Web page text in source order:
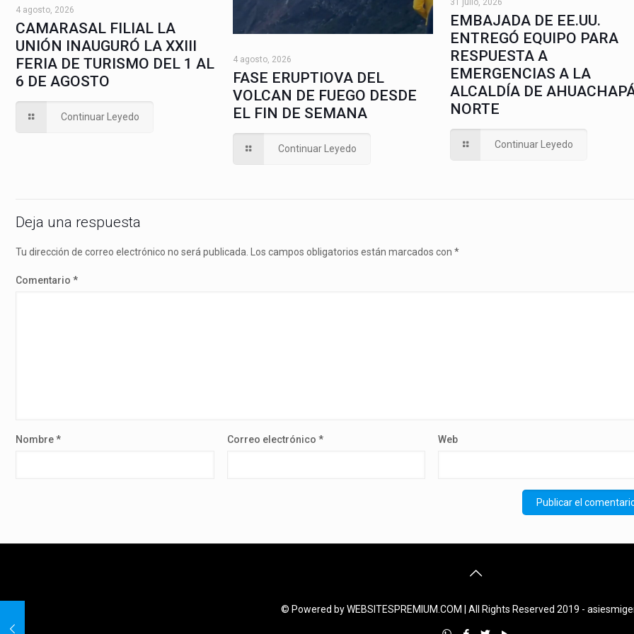
4 agosto, 2026
CAMARASAL FILIAL LA
UNIÓN INAUGURÓ LA XXIII
FERIA DE TURISMO DEL 1 AL
6 DE AGOSTO
Continuar Leyedo
4 agosto, 2026
FASE ERUPTIOVA DEL
VOLCAN DE FUEGO DESDE
EL FIN DE SEMANA
Continuar Leyedo
31 julio, 2026
EMBAJADA DE EE.UU.
ENTREGÓ EQUIPO PARA
RESPUESTA A
EMERGENCIAS A LA
ALCALDÍA DE
NORTE
Continuar Leyedo
Deja una respuesta
Tu dirección de correo electrónico no será publicada. Los campos obligatorios están marcados con *
Comentario *
Nombre* Correo electrónico * Web
© Powered by WEBSITESPREMIUM.COM | All Rights Reserved 2019 -